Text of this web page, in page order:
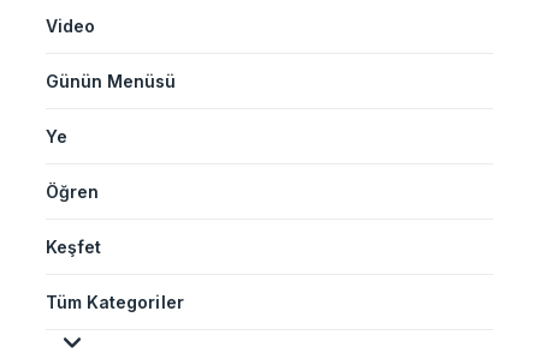
Video
Günün Menüsü
Ye
Öğren
Keşfet
Tüm Kategoriler